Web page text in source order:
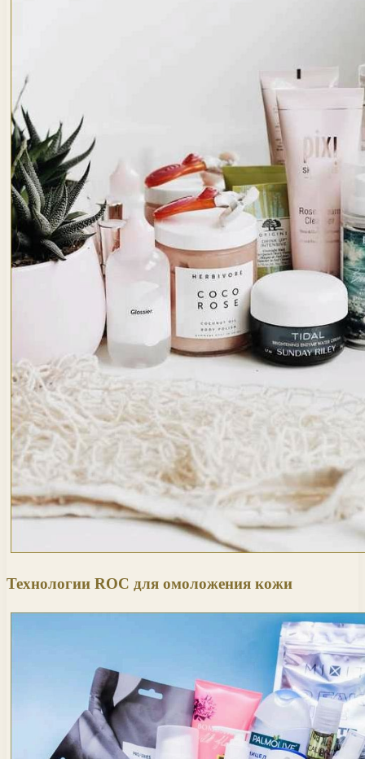
Технологии ROC для омоложения кожи